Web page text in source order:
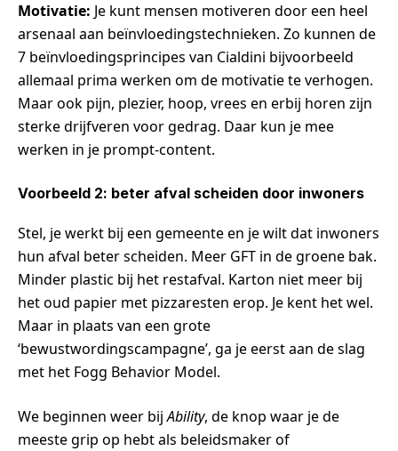
Motivatie: Je kunt mensen motiveren door een heel
arsenaal aan beïnvloedingstechnieken. Zo kunnen de
7 beïnvloedingsprincipes van Cialdini bijvoorbeeld
allemaal prima werken om de motivatie te verhogen.
Maar ook pijn, plezier, hoop, vrees en erbij horen zijn
sterke drijfveren voor gedrag. Daar kun je mee
werken in je prompt-content.
Voorbeeld 2: beter afval scheiden door inwoners
Stel, je werkt bij een gemeente en je wilt dat inwoners
hun afval beter scheiden. Meer GFT in de groene bak.
Minder plastic bij het restafval. Karton niet meer bij
het oud papier met pizzaresten erop. Je kent het wel.
Maar in plaats van een grote
‘bewustwordingscampagne’, ga je eerst aan de slag
met het Fogg Behavior Model.
We beginnen weer bijAbility, de knop waar je de
meeste grip op hebt als beleidsmaker of